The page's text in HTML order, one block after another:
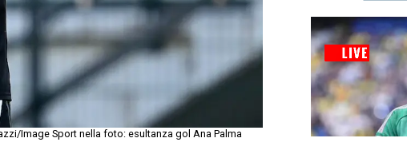
Image Sport nella foto: esultanza gol Ana Palma